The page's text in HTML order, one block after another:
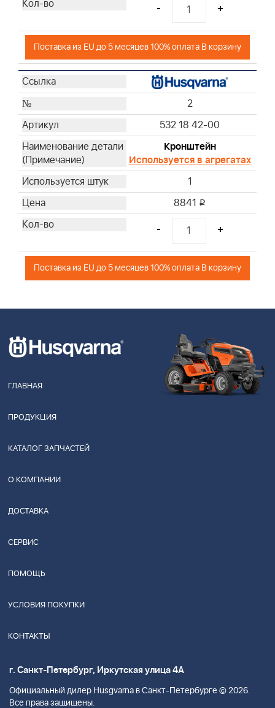
- +
Поставка из EU до 5 месяцев 100% оплата В корзину
2
532 18 42-00
Кронштейн
Используется в агрегатах
1
8841 i
- +
Поставка из EU до 5 месяцев 100% оплата В корзину
ГЛАВНАЯ
ПРОДУКЦИЯ
КАТАЛОГ ЗАПЧАСТЕЙ
О КОМПАНИИ
ДОСТАВКА
СЕРВИС
ПОМОЩЬ
УСЛОВИЯ ПОКУПКИ
КОНТАКТЫ
г. Санкт-Петербург, Иркутская улица 4А
Официальный дилер Husgvarna в Санкт-Петербурге © 2026.
Все права защищены.